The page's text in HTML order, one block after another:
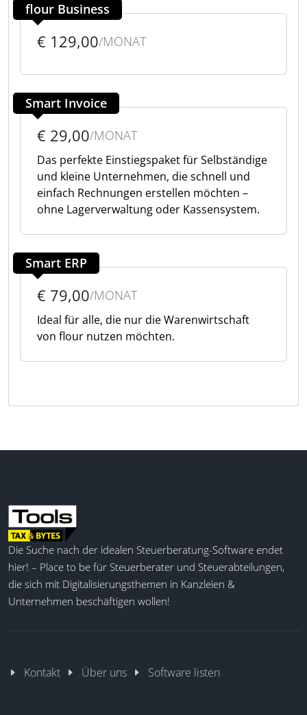
flour Business
€ 129,00/MONAT
Smart Invoice
€ 29,00/MONAT
Das perfekte Einstiegspaket für Selbständige
und kleine Unternehmen, die schnell und
einfach Rechnungen erstellen möchten –
ohne Lagerverwaltung oder Kassensystem.
Smart ERP
€ 79,00/MONAT
Ideal für alle, die nur die Warenwirtschaft
von flour nutzen möchten.
Die Suche nach der idealen Steuerberatung-Software endet
hier! – Place to be für Steuerberater und Steuerabteilungen,
die sich mit Digitalisierungsthemen in Kanzleien &
Unternehmen beschäftigen wollen!
Kontakt Über uns Software listen